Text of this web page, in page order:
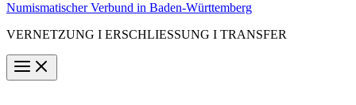
Numismatischer Verbund in Baden-Württemberg
VERNETZUNG I ERSCHLIESSUNG I TRANSFER